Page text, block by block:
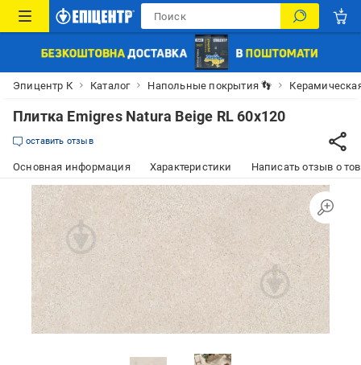
Эпицентр К Каталог Напольные покрытия 👣
Плитка Emigres Natura Beige RL 60x120
оставить отзыв
Основная информация Характеристики Написать отзыв о